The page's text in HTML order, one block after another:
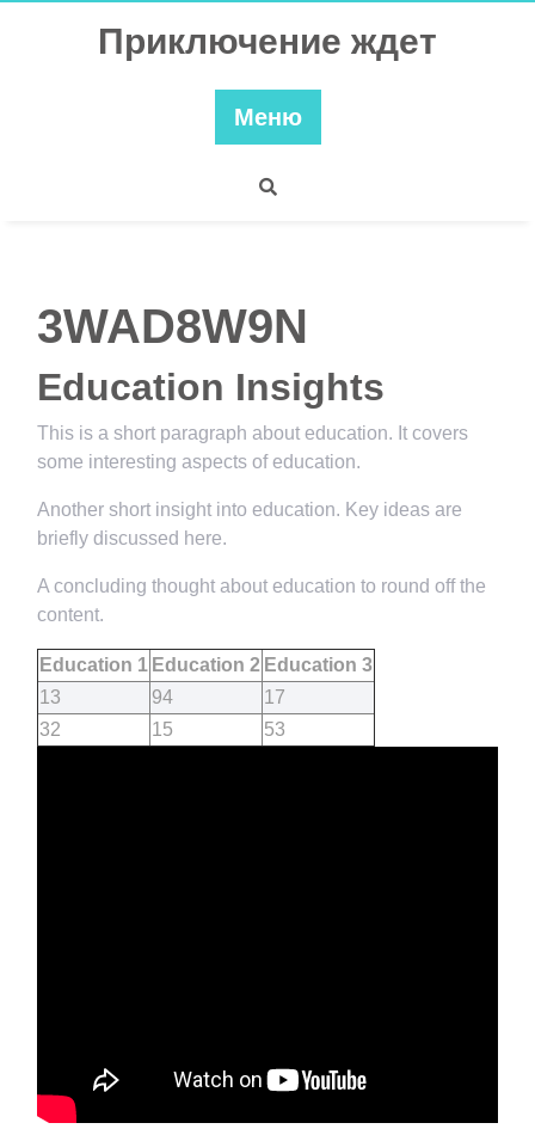
Приключение ждет
Меню
3WAD8W9N
Education Insights
This is a short paragraph about education. It covers
some interesting aspects of education.
Another short insight into education. Key ideas are
briefly discussed here.
A concluding thought about education to round off the
content.
Education 1 Education 2 Education 3
13
94
17
32
15 53